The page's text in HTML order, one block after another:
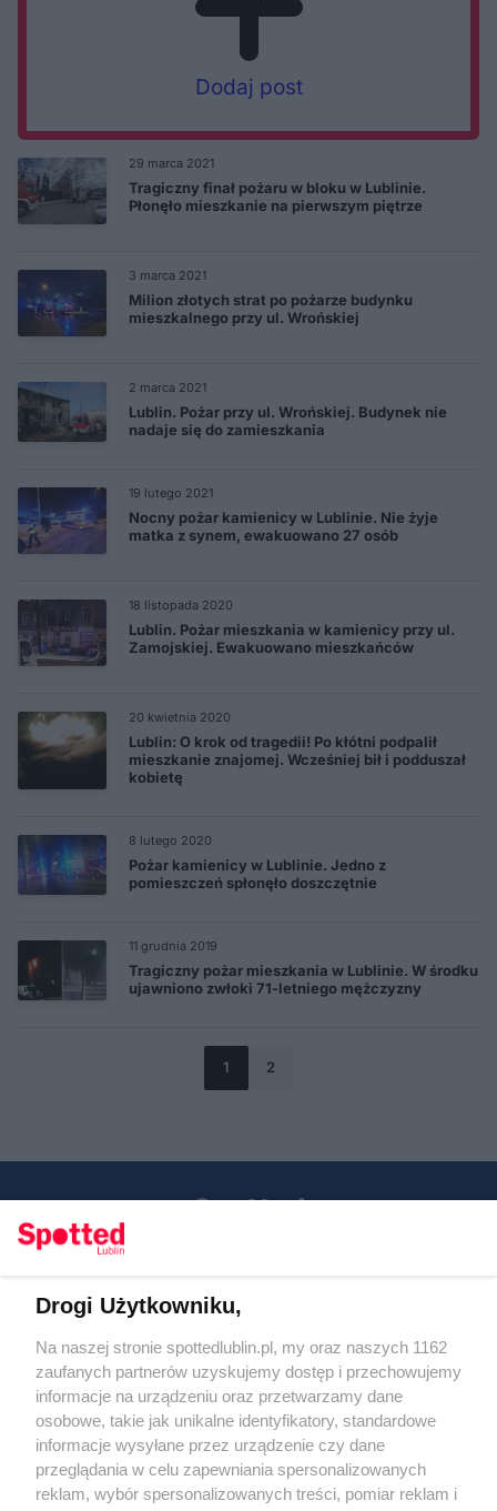
29 marca 2021
Tragiczny finał pożaru w bloku w Lublinie.
Płonęło mieszkanie na pierwszym piętrze
3 marca 2021
Milion złotych strat po pożarze budynku
mieszkalnego przy ul. Wrońskiej
2 marca 2021
Lublin. Pożar przy ul. Wrońskiej. Budynek nie
nadaje się do zamieszkania
19 lutego 2021
Nocny pożar kamienicy w Lublinie. Nie żyje
matka z synem, ewakuowano 27 osób
18 listopada 2020
Lublin. Pożar mieszkania w kamienicy przy ul.
Zamojskiej. Ewakuowano mieszkańców
20 kwietnia 2020
Lublin: O krok od tragedii! Po kłótni podpalił
mieszkanie znajomej. Wcześniej bił i podduszał
kobietę
8 lutego 2020
Pożar kamienicy w Lublinie. Jedno z
pomieszczeń spłonęło doszczętnie
11 grudnia 2019
Tragiczny pożar mieszkania w Lublinie. W środku
ujawniono zwłoki 71-letniego mężczyzny
1 2
Dodaj post
KATEGORIE
Regulamin
Polityka prywatności
RODO
Warunki korzystania z treści
Drogi Użytkowniku,
Na naszej stronie spottedlublin.pl, my oraz naszych 1162
zaufanych partnerów uzyskujemy dostęp i przechowujemy
informacje na urządzeniu oraz przetwarzamy dane
osobowe, takie jak unikalne identyfikatory, standardowe
informacje wysyłane przez urządzenie czy dane
przeglądania w celu zapewniania spersonalizowanych
reklam, wybór spersonalizowanych treści, pomiar reklam i